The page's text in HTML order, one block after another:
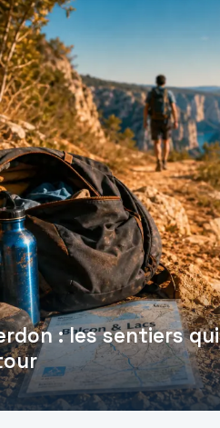
: les sentiers qui